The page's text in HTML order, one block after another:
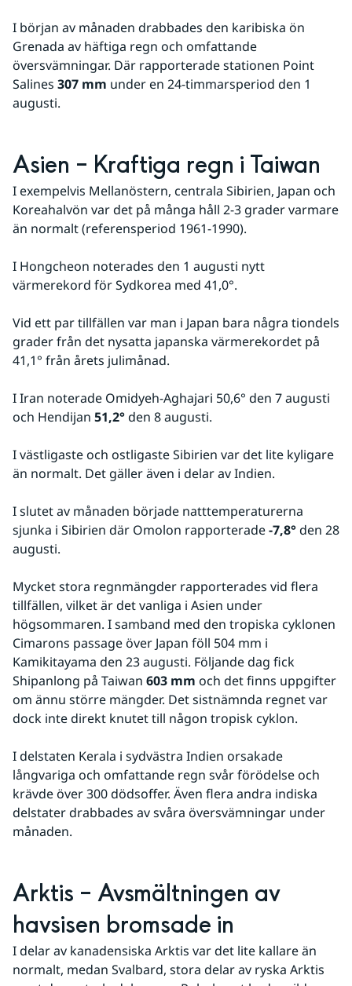
I början av månaden drabbades den karibiska ön
Grenada av häftiga regn och omfattande
översvämningar. Där rapporterade stationen Point
Salines 307 mm under en 24-timmarsperiod den 1
augusti.
Asien – Kraftiga regn i Taiwan
I exempelvis Mellanöstern, centrala Sibirien, Japan och
Koreahalvön var det på många håll 2-3 grader varmare
än normalt (referensperiod 1961-1990).
I Hongcheon noterades den 1 augusti nytt
värmerekord för Sydkorea med 41,0°.
Vid ett par tillfällen var man i Japan bara några tiondels
grader från det nysatta japanska värmerekordet på
41,1° från årets julimånad.
I Iran noterade Omidyeh-Aghajari 50,6° den 7 augusti
och Hendijan 51,2° den 8 augusti.
I västligaste och ostligaste Sibirien var det lite kyligare
än normalt. Det gäller även i delar av Indien.
I slutet av månaden började natttemperaturerna
sjunka i Sibirien där Omolon rapporterade -7,8° den 28
augusti.
Mycket stora regnmängder rapporterades vid flera
tillfällen, vilket är det vanliga i Asien under
högsommaren. I samband med den tropiska cyklonen
Cimarons passage över Japan föll 504 mm i
Kamikitayama den 23 augusti. Följande dag fick
Shipanlong på Taiwan 603 mm och det finns uppgifter
om ännu större mängder. Det sistnämnda regnet var
dock inte direkt knutet till någon tropisk cyklon.
I delstaten Kerala i sydvästra Indien orsakade
långvariga och omfattande regn svår förödelse och
krävde över 300 dödsoffer. Även flera andra indiska
delstater drabbades av svåra översvämningar under
månaden.
Arktis – Avsmältningen av
havsisen bromsade in
I delar av kanadensiska Arktis var det lite kallare än
normalt, medan Svalbard, stora delar av ryska Arktis